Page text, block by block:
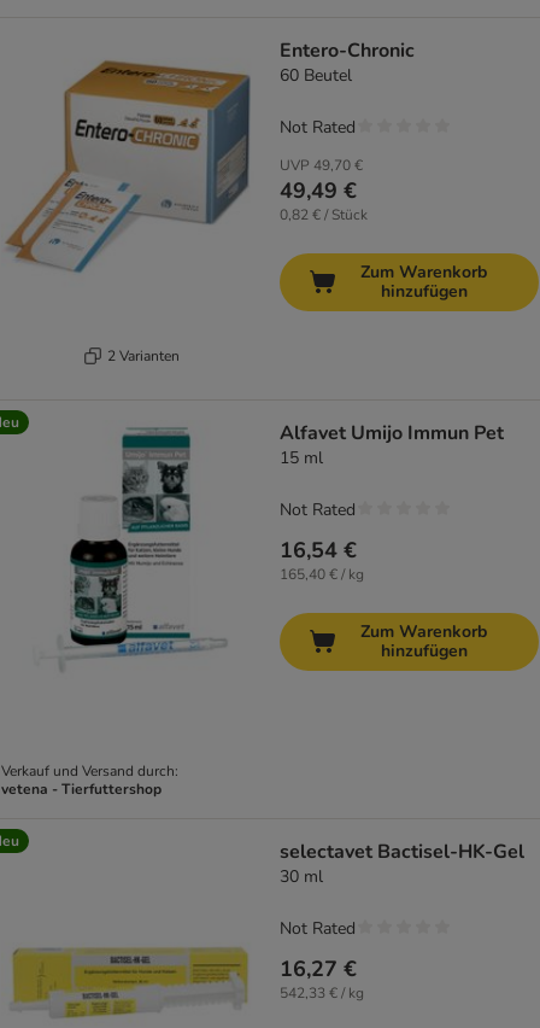
2 Varianten
Entero-Chronic
60 Beutel
UVP 49,70 €
49,49 €
0,82 € / Stück
Not Rated
Zum Warenkorb
hinzufügen
Verkauf und Versand durch:
vetena - Tierfuttershop
Alfavet Umijo Immun Pet
15 ml
16,54 €
165,40 € / kg
Not Rated
Zum Warenkorb
hinzufügen
selectavet Bactisel-HK-Gel
30 ml
16,27 €
542,33 € / kg
Not Rated